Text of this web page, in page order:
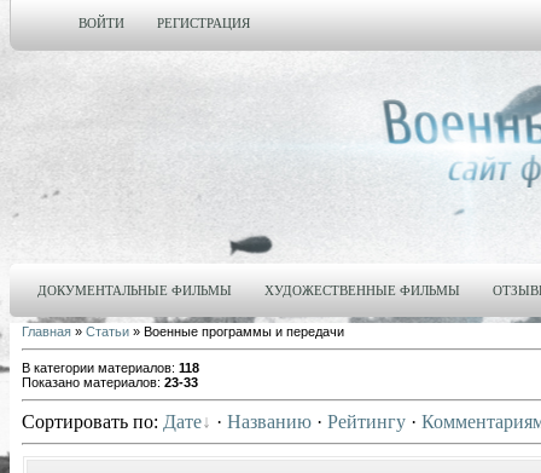
ВОЙТИ РЕГИСТРАЦИЯ
ДОКУМЕНТАЛЬНЫЕ ФИЛЬМЫ ХУДОЖЕСТВЕННЫЕ ФИЛЬМЫ
Главная » Статьи » Военные программы и передачи
В категории материалов: 118
Показано материалов: 23-33
Сортировать по: Дате · Названию · Рейтингу ·